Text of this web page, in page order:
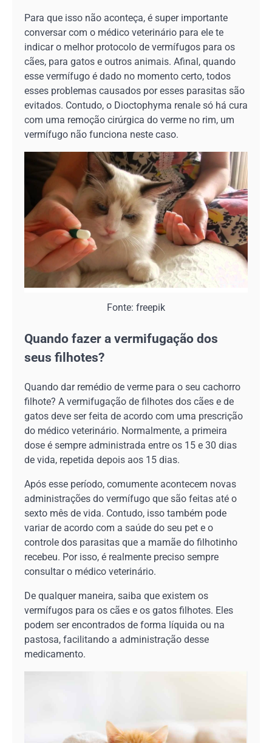
Para que isso não aconteça, é super importante
conversar com o médico veterinário para ele te
indicar o melhor protocolo de vermífugos para os
cães, para gatos e outros animais. Afinal, quando
esse vermífugo é dado no momento certo, todos
esses problemas causados por esses parasitas são
evitados. Contudo, o Dioctophyma renale só há cura
com uma remoção cirúrgica do verme no rim, um
vermífugo não funciona neste caso.
Fonte: freepik
Quando fazer a vermifugação dos
seus filhotes?
Quando dar remédio de verme para o seu cachorro
filhote? A vermifugação de filhotes dos cães e de
gatos deve ser feita de acordo com uma prescrição
do médico veterinário. Normalmente, a primeira
dose é sempre administrada entre os 15 e 30 dias
de vida, repetida depois aos 15 dias.
Após esse período, comumente acontecem novas
administrações do vermífugo que são feitas até o
sexto mês de vida. Contudo, isso também pode
variar de acordo com a saúde do seu pet e o
controle dos parasitas que a mamãe do filhotinho
recebeu. Por isso, é realmente preciso sempre
consultar o médico veterinário.
De qualquer maneira, saiba que existem os
vermífugos para os cães e os gatos filhotes. Eles
podem ser encontrados de forma líquida ou na
pastosa, facilitando a administração desse
medicamento.